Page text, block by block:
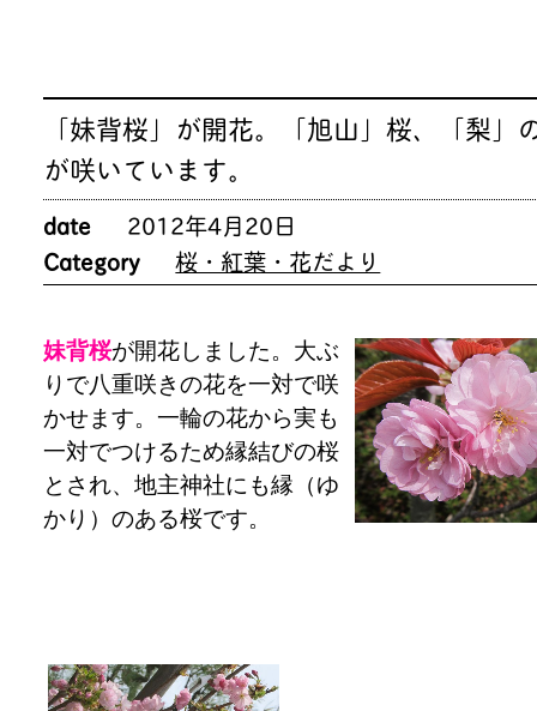
「妹背桜」が開花。「旭山」桜、「梨」
が咲いています。
date
2012年4月20日
Category
桜・紅葉・花だより
妹背桜が開花しました。大ぶ
りで八重咲きの花を一対で咲
かせます。一輪の花から実も
一対でつけるため縁結びの桜
とされ、地主神社にも縁（ゆ
かり）のある桜です。